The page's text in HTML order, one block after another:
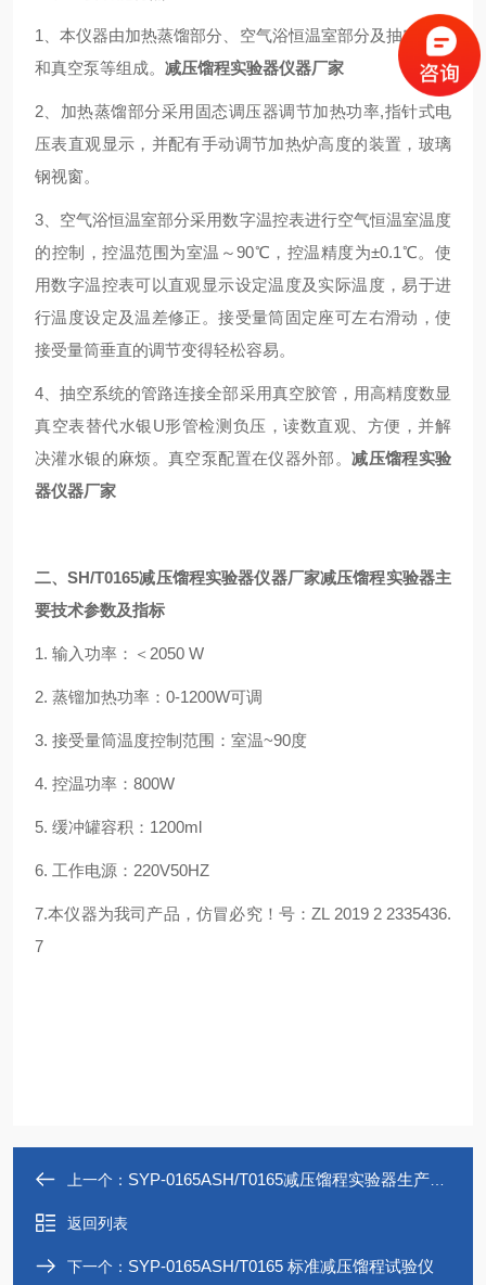
1、本仪器由加热蒸馏部分、空气浴恒温室部分及抽空系统
和真空泵等组成。 减压馏程实验器仪器厂家
2、加热蒸馏部分采用固态调压器调节加热功率,指针式电
压表直观显示，并配有手动调节加热炉高度的装置，玻璃
钢视窗。
3、空气浴恒温室部分采用数字温控表进行空气恒温室温度
的控制，控温范围为室温～90℃，控温精度为±0.1℃。使
用数字温控表可以直观显示设定温度及实际温度，易于进
行温度设定及温差修正。接受量筒固定座可左右滑动，使
接受量筒垂直的调节变得轻松容易。
4、抽空系统的管路连接全部采用真空胶管，用高精度数显
真空表替代水银U形管检测负压，读数直观、方便，并解
决灌水银的麻烦。真空泵配置在仪器外部。减压馏程实验
器仪器厂家
二、SH/T0165减压馏程实验器仪器厂家减压馏程实验器主
要技术参数及指标
1. 输入功率：＜2050 W
2. 蒸镏加热功率：0-1200W可调
3. 接受量筒温度控制范围：室温~90度
4. 控温功率：800W
5. 缓冲罐容积：1200ml
6. 工作电源：220V50HZ
7.本仪器为我司产品，仿冒必究！号：ZL 2019 2 2335436.
7
上一个： SYP-0165ASH/T0165减压馏程实验器生产厂家
返回列表
下一个： SYP-0165ASH/T0165 标准减压馏程试验仪